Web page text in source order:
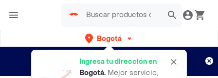
Bogotá
Ingresa tu dirección en
Bogotá. Mejor servicio,
envíos gratis por semanas
Aplican TyC